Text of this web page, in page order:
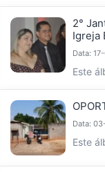
2°
Igreja
Data:
Este
Data:
Este